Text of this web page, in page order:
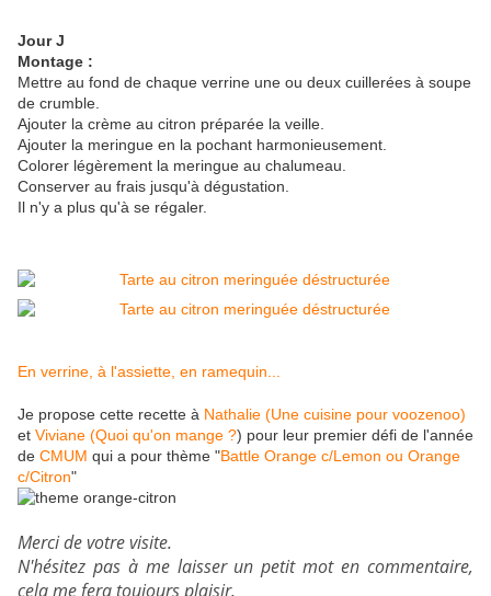
Jour J
Montage :
Mettre au fond de chaque verrine une ou deux cuillerées à soupe
de crumble.
Ajouter la crème au citron préparée la veille.
Ajouter la meringue en la pochant harmonieusement.
Colorer légèrement la meringue au chalumeau.
Conserver au frais jusqu'à dégustation.
Il n'y a plus qu'à se régaler.
En verrine, à l'assiette, en ramequin...
Je propose cette recette à Nathalie (Une cuisine pour voozenoo)
et Viviane (Quoi qu'on mange ?) pour leur premier défi de l'année
de CMUM qui a pour thème "Battle Orange c/Lemon ou Orange
c/Citron"
Merci de votre visite.
N'hésitez pas à me laisser un petit mot en commentaire,
cela me fera toujours plaisir.